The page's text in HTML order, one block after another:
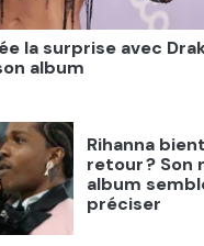
la surprise avec
album
Rihanna
retour ? Son
album
préciser